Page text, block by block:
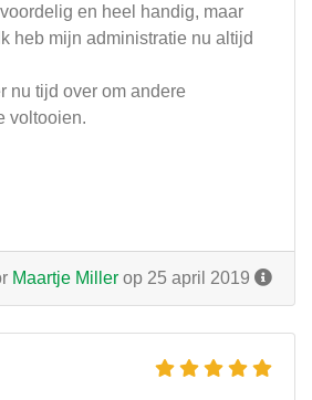
en heel handig, maar
heb mijn administratie nu altijd
nu tijd over om andere
voltooien.
Maartje Miller op 25 april 2019